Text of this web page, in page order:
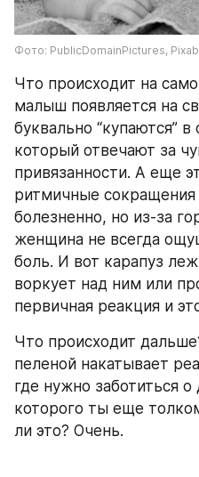
Фото: PublicDomainPictures,
Что происходит на
малыш появляется на
буквально “купаются”
который отвечают за
привязанности. А еще
ритмичные
болезненно, но из-за
женщина не всегда
боль. И вот карапуз
воркует над ним или
первичная реакция и
Что происходит
пеленой накатывает
где нужно заботиться
которого ты еще
ли это? Очень.